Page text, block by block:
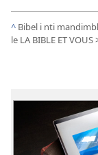
^ Bibel i nti
le LA BIBLE ET VOUS